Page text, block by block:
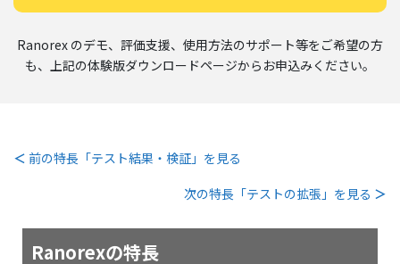
Ranorex のデモ、評価支援、使用方法のサポート等をご希望の方
も、上記の体験版ダウンロードページからお申込みください。
＜ 前の特長「テスト結果・検証」を見る
次の特長「テストの拡張」を見る ＞
Ranorexの特長